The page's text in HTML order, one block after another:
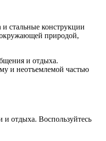
и стальные конструкции
окружающей природой,
и отдыха.
и неотъемлемой частью
и отдыха. Воспользуйтесь